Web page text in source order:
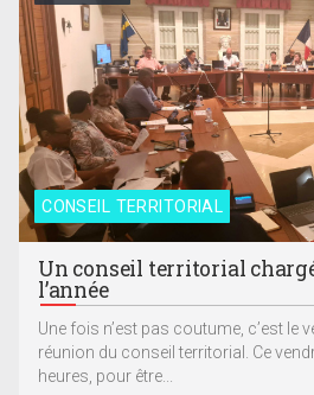
CONSEIL TERRITORIAL
Un conseil territorial
l’année
Une fois n’est pas coutume, c’est le
réunion du conseil territorial. Ce
heures, pour être...